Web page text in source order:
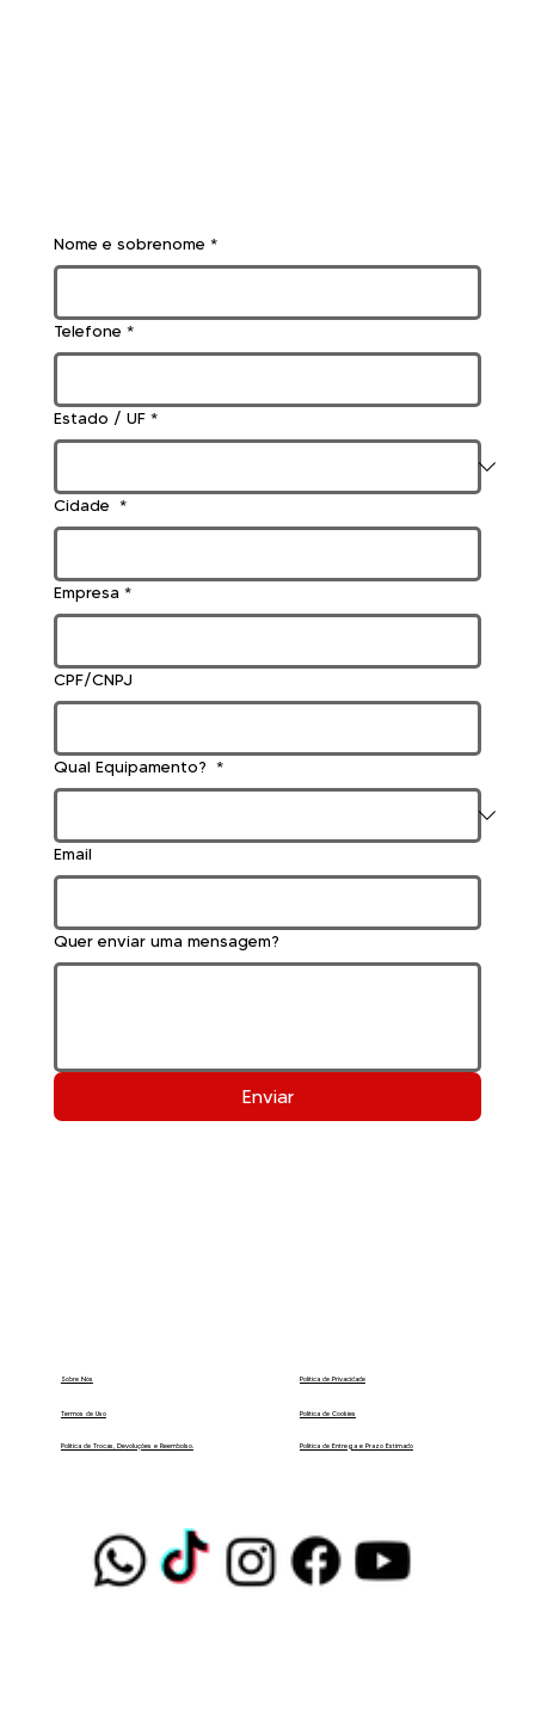
Nome e sobrenome *
Telefone *
Estado / UF *
Cidade *
Empresa *
CPF/CNPJ
Qual Equipamento? *
Email
Quer enviar uma mensagem?
Enviar
Sobre Nós
Termos de Uso
Política de Trocas, Devoluções e Reembolso. Política de Entrega e Prazo Estimado
Política de Cookies
Política de Privacidade